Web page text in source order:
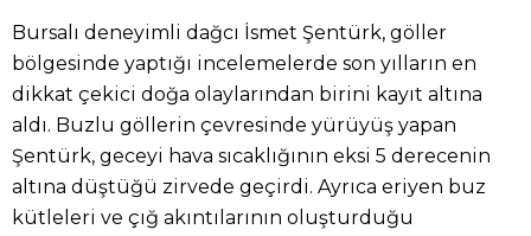
Bursalı deneyimli dağcı İsmet Şentürk, göller
bölgesinde yaptığı incelemelerde son yılların en
dikkat çekici doğa olaylarından birini kayıt altına
aldı. Buzlu göllerin çevresinde yürüyüş yapan
Şentürk, geceyi hava sıcaklığının eksi 5 derecenin
altına düştüğü zirvede geçirdi. Ayrıca eriyen buz
kütleleri ve çığ akıntılarının oluşturduğu